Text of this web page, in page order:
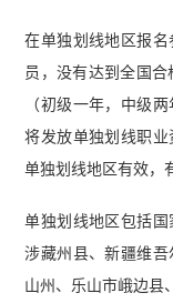
在单独划线地区报
员，没有达到全国
（初级一年，中级
将发放单独划线职
单独划线地区有效，
单独划线地区包括
涉藏州县、新疆维
山州、乐山市峨边县